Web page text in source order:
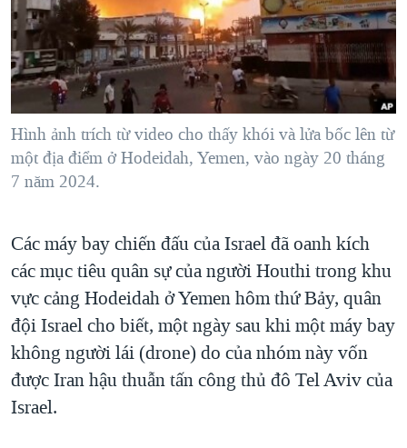
ĐỜI SỐNG
KINH TẾ
KHOA HỌC
SỨC KHOẺ
VĂN HOÁ
THỂ THAO
MỘT NĂM CHIẾN TRANH TẠI DẢI GAZA
GIẢI MÃ VÀNH ĐAI & CON ĐƯỜNG
NGÀY TỊ NẠN THẾ GIỚI
GROUND ZERO – XƯA VÀ NAY
CHI PHÍ CHIẾN TRANH AFGHANISTAN
THƯỢNG ĐỈNH TRUMP-KIM TẠI VIỆT NAM
TRỊNH VĨNH BÌNH VS. CHÍNH PHỦ VIỆT NAM
NGƯ DÂN VIỆT VÀ LÀN SÓNG TRỘM HẢI SÂM
BÊN KIA QUỐC LỘ: TIẾNG VỌNG TỪ NÔNG THÔN MỸ
QUAN HỆ VIỆT MỸ
MẠNG XÃ HỘI
Ngôn ngữ khác
Hình ảnh trích từ video cho thấy khói và lửa bốc lên từ
một địa điểm ở Hodeidah, Yemen, vào ngày 20 tháng
7 năm 2024.
Các máy bay chiến đấu của Israel đã oanh kích
các mục tiêu quân sự của người Houthi trong khu
vực cảng Hodeidah ở Yemen hôm thứ Bảy, quân
đội Israel cho biết, một ngày sau khi một máy bay
không người lái (drone) do của nhóm này vốn
được Iran hậu thuẫn tấn công thủ đô Tel Aviv của
Israel.